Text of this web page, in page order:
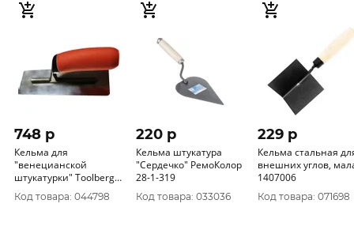
748 p
Кельма для
"венецианской
штукатурки" Toolberg
80х200мм 60 Китай
1403103
Код товара: 044798
220 p
Кельма штукатура
"Сердечко" РемоКолор
28-1-319
Код товара: 033036
229 p
Кельма стальная
внешних углов, малая
1407006
Код товара: 071698